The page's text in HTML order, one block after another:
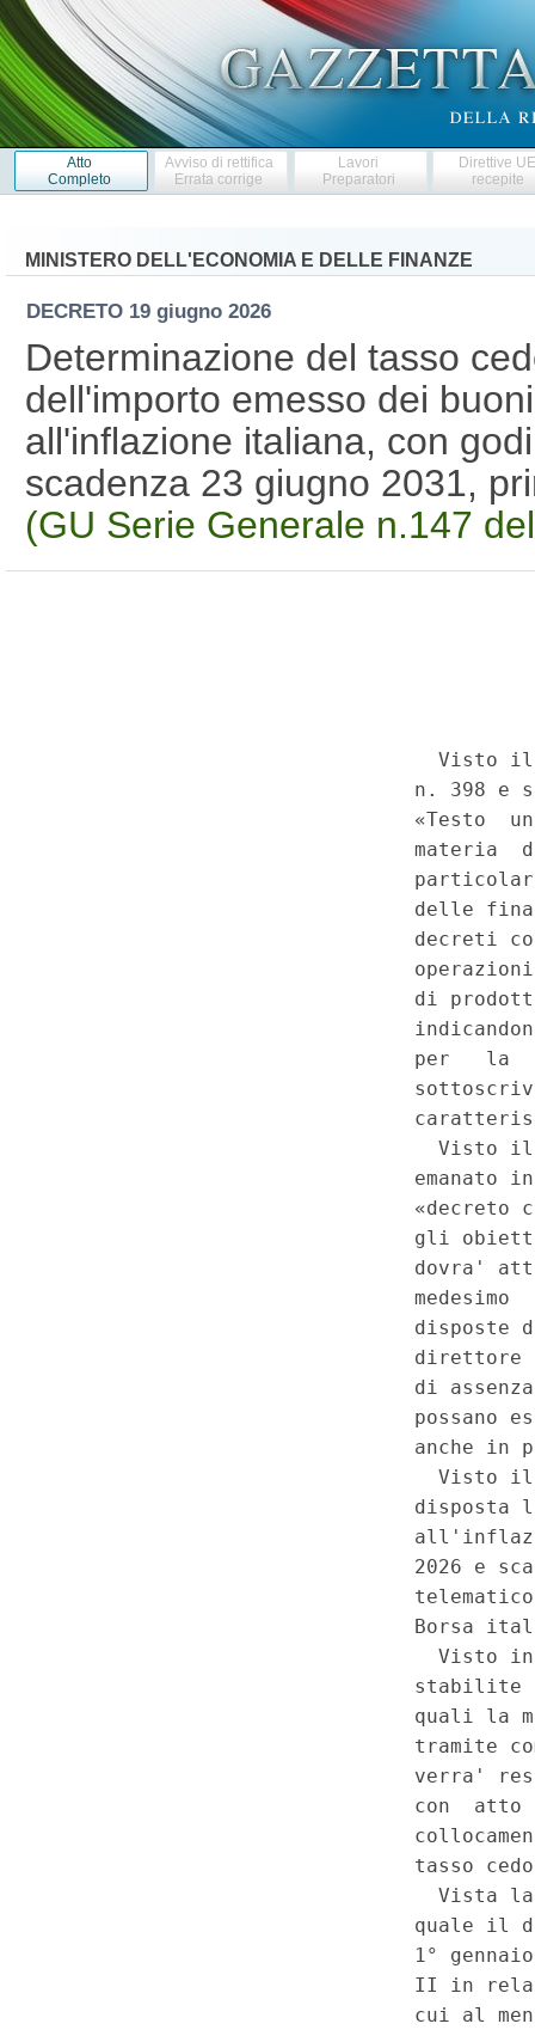
Atto
Completo
Avviso di rettifica
Errata corrige
Lavori
Preparatori
Direttive
recepite
MINISTERO DELL'ECONOMIA E DELLE FINANZE
DECRETO 19 giugno 2026
Determinazione del tasso
dell'importo emesso dei
all'inflazione italiana, con
scadenza 23 giugno 2031,
(GU Serie Generale n.147